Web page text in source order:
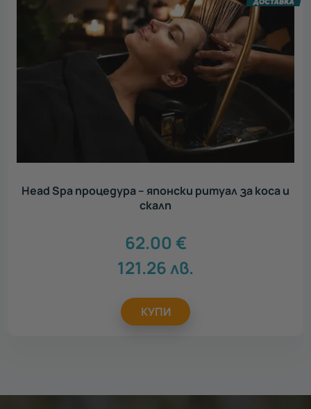
Head Spa процедура – японски ритуал за коса и
скалп
62.00 €
121.26лв.
КУПИ